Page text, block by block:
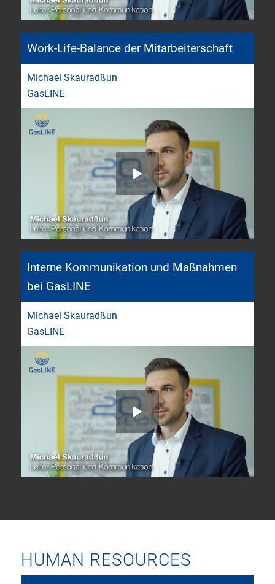
Work-Life-Balance der Mitarbeiterschaft
Michael Skauradßun
GasLINE
Interne Kommunikation und Maßnahmen
bei GasLINE
Michael Skauradßun
GasLINE
HUMAN RESOURCES